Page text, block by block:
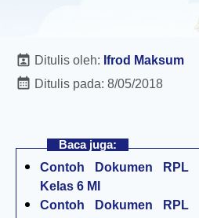
Ditulis oleh: Ifrod Maksum
Ditulis pada: 8/05/2018
Baca juga:
Contoh Dokumen RPL
Kelas 6 MI
Contoh Dokumen RPL